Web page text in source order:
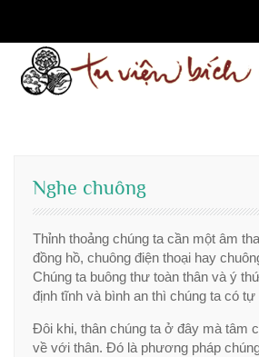
content
Nghe chuông
Thỉnh thoảng chúng ta cần một âm
đồng hồ, chuông điện thoại hay
Chúng ta buông thư toàn thân và ý
định tĩnh và bình an thì chúng ta có
Đôi khi, thân chúng ta ở đây mà tâm
về với thân. Đó là phương pháp